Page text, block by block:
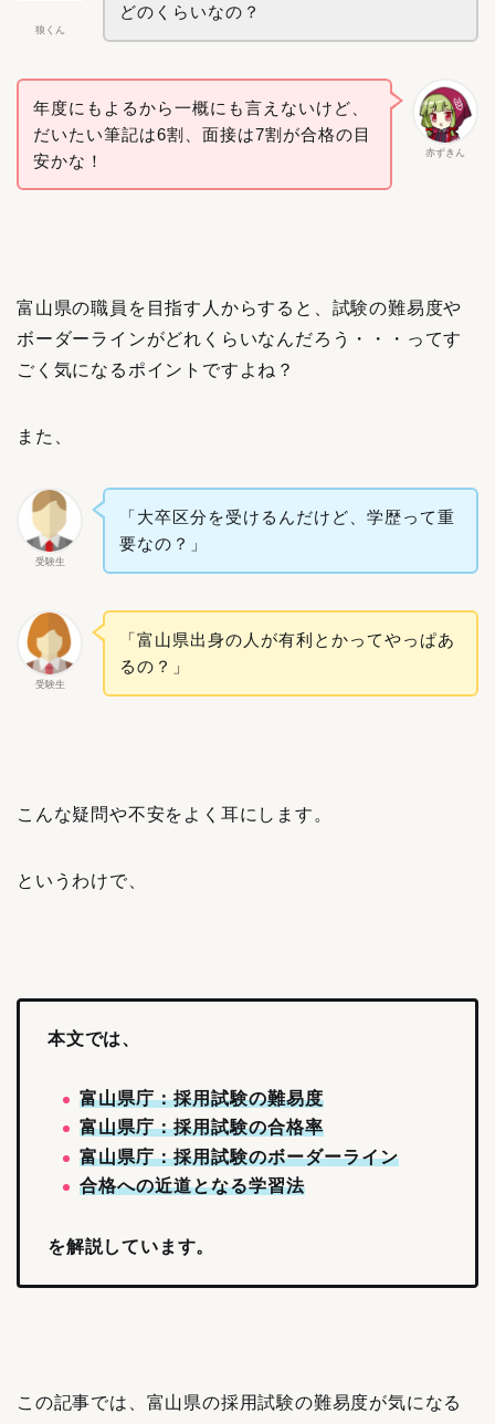
狼くん
どのくらいなの？
赤ずきん
年度にもよるから一概にも言えないけど、
だいたい筆記は6割、面接は7割が合格の目
安かな！
富山県の職員を目指す人からすると、試験の難易度や
ボーダーラインがどれくらいなんだろう・・・ってす
ごく気になるポイントですよね？
また、
受験生
「大卒区分を受けるんだけど、学歴って重
要なの？」
受験生
「富山県出身の人が有利とかってやっぱあ
るの？」
こんな疑問や不安をよく耳にします。
というわけで、
本文では、
富山県庁：採用試験の難易度
富山県庁：採用試験の合格率
富山県庁：採用試験のボーダーライン
合格への近道となる学習法
を解説しています。
この記事では、富山県の採用試験の難易度が気になる